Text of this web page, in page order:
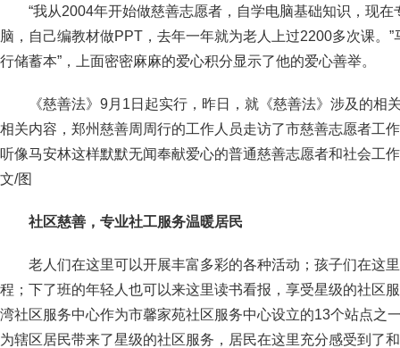
“我从2004年开始做慈善志愿者，自学电脑基础知识，现
脑，自己编教材做PPT，去年一年就为老人上过2200多次课。”
行储蓄本”，上面密密麻麻的爱心积分显示了他的爱心善举。
《慈善法》9月1日起实行，昨日，就《慈善法》涉及的相
相关内容，郑州慈善周周行的工作人员走访了市慈善志愿者
听像马安林这样默默无闻奉献爱心的普通慈善志愿者和社会工
文/图
社区慈善，专业社工服务温暖居民
老人们在这里可以开展丰富多彩的各种活动；孩子们在这
程；下了班的年轻人也可以来这里读书看报，享受星级的社
湾社区服务中心作为市馨家苑社区服务中心设立的13个站点之
为辖区居民带来了星级的社区服务，居民在这里充分感受到了